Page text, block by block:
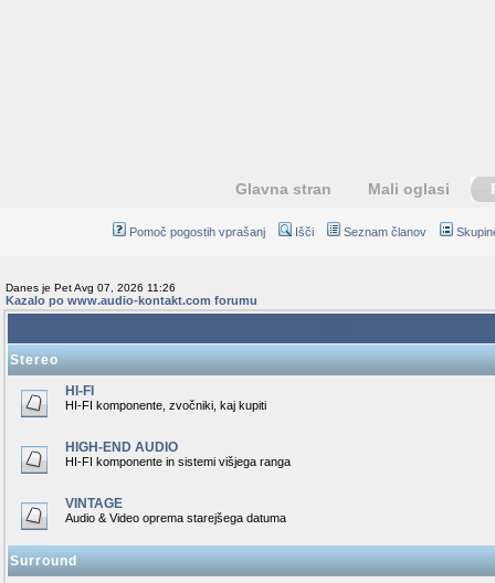
Glavna stran Mali oglasi
Pomoč pogostih vprašanj Išči Seznam članov
Danes je Pet Avg 07, 2026 11:26
Kazalo po www.audio-kontakt.com forumu
Stereo
HI-FI
HI-FI komponente, zvočniki, kaj kupiti
HIGH-END AUDIO
HI-FI komponente in sistemi višjega ranga
VINTAGE
Audio & Video oprema starejšega datuma
Surround